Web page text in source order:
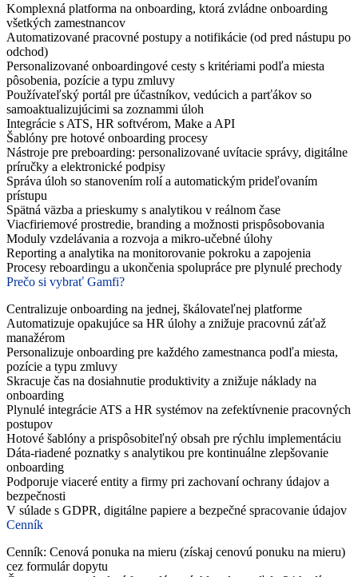
Komplexná platforma na onboarding, ktorá zvládne onboarding
všetkých zamestnancov
Automatizované pracovné postupy a notifikácie (od pred nástupu po
odchod)
Personalizované onboardingové cesty s kritériami podľa miesta
pôsobenia, pozície a typu zmluvy
Používateľský portál pre účastníkov, vedúcich a parťákov so
samoaktualizujúcimi sa zoznammi úloh
Integrácie s ATS, HR softvérom, Make a API
Šablóny pre hotové onboarding procesy
Nástroje pre preboarding: personalizované uvítacie správy, digitálne
príručky a elektronické podpisy
Správa úloh so stanovením rolí a automatickým prideľovaním
prístupu
Spätná väzba a prieskumy s analytikou v reálnom čase
Viacfiriemové prostredie, branding a možnosti prispôsobovania
Moduly vzdelávania a rozvoja a mikro-učebné úlohy
Reporting a analytika na monitorovanie pokroku a zapojenia
Procesy reboardingu a ukončenia spolupráce pre plynulé prechody
Prečo si vybrať Gamfi?
Centralizuje onboarding na jednej, škálovateľnej platforme
Automatizuje opakujúce sa HR úlohy a znižuje pracovnú záťaž
manažérom
Personalizuje onboarding pre každého zamestnanca podľa miesta,
pozície a typu zmluvy
Skracuje čas na dosiahnutie produktivity a znižuje náklady na
onboarding
Plynulé integrácie ATS a HR systémov na zefektívnenie pracovných
postupov
Hotové šablóny a prispôsobiteľný obsah pre rýchlu implementáciu
Dáta-riadené poznatky s analytikou pre kontinuálne zlepšovanie
onboarding
Podporuje viaceré entity a firmy pri zachovaní ochrany údajov a
bezpečnosti
V súlade s GDPR, digitálne papiere a bezpečné spracovanie údajov
Cenník
Cenník: Cenová ponuka na mieru (získaj cenovú ponuku na mieru)
cez formulár dopytu